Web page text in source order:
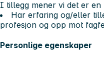
I tillegg mener vi det er en
Har erfaring og/eller
profesjon og opp mot
Personlige egenskaper